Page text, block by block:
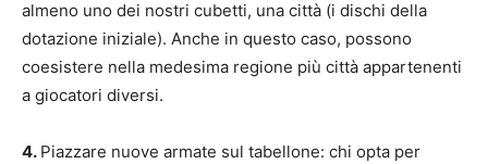
almeno uno dei nostri cubetti, una città (i dischi della
dotazione iniziale). Anche in questo caso, possono
coesistere nella medesima regione più città appartenenti
a giocatori diversi.
4. Piazzare nuove armate sul tabellone: chi opta per